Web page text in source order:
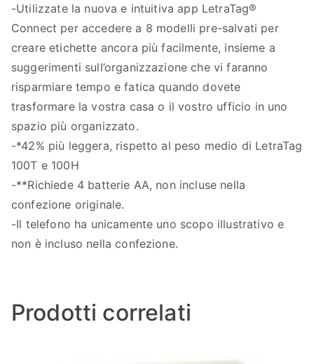
-Utilizzate la nuova e intuitiva app LetraTag®
Connect per accedere a 8 modelli pre-salvati per
creare etichette ancora più facilmente, insieme a
suggerimenti sull’organizzazione che vi faranno
risparmiare tempo e fatica quando dovete
trasformare la vostra casa o il vostro ufficio in uno
spazio più organizzato.
-*42% più leggera, rispetto al peso medio di LetraTag
100T e 100H
-**Richiede 4 batterie AA, non incluse nella
confezione originale.
-Il telefono ha unicamente uno scopo illustrativo e
non è incluso nella confezione.
Prodotti correlati